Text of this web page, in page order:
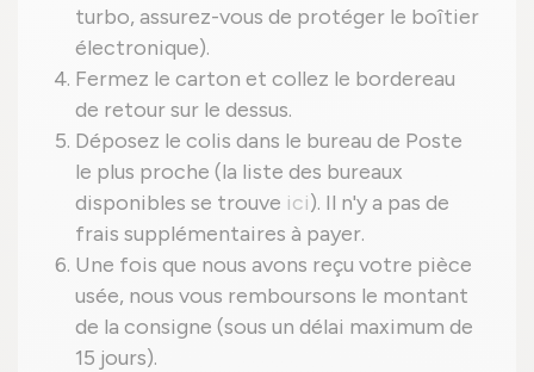
turbo, assurez-vous de protéger le boîtier
électronique).
Fermez le carton et collez le bordereau
de retour sur le dessus.
Déposez le colis dans le bureau de Poste
le plus proche (la liste des bureaux
disponibles se trouve ici). Il n'y a pas de
frais supplémentaires à payer.
Une fois que nous avons reçu votre pièce
usée, nous vous remboursons le montant
de la consigne (sous un délai maximum de
15 jours).